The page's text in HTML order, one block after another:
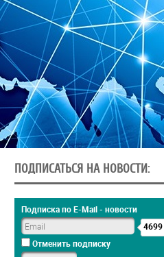
ПОДПИСАТЬСЯ НА НОВОСТИ:
Подписка по E-Mail - новости
4699
Отменить подписку